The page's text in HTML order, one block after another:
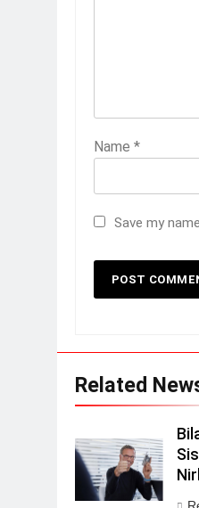
Name *
Save my
Related